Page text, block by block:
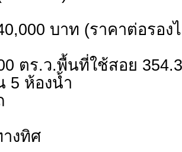
บาท (ราคาต่อรอง
ตร.ว.พื้นที่ใช้สอย
5 ห้องน้ำ
งทิศ